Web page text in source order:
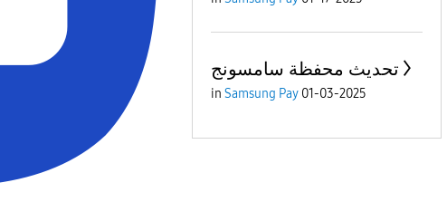
تحديث محفظة سامسونج
in Samsung Pay 01-03-2025